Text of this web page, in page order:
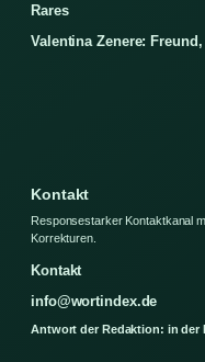
Rares
Valentina Zenere:
Kontakt
Responsestarker Kontaktkanal
Korrekturen.
Kontakt
info@wortindex.de
Antwort der Redaktion: in der